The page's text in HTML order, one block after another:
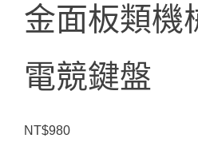
金面板類機
電競鍵盤
NT$980